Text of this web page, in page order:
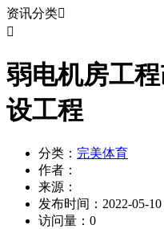
资讯分类

弱电机房工
设工程
分类： 完美体育
作者：
来源：
发布时间： 2022-05-10
访问量： 0